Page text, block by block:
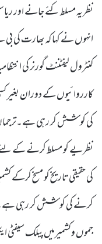
نظریہ مسلط کئے جانے اور
انہوں نے کہا کہ بھارت کی
کنٹرول لیفٹننٹ گورنر کی
کارروائیوں کے دوران بغیر
کی کوشش کر رہی ہے۔ترجمان
نظریے کو مسلط کرنے کے لئے
کی حقیقی تاریخ کو مسخ
کرنے کی کوشش کر رہی ہے۔
جموں وکشمیرمیں پبلک سیفٹی